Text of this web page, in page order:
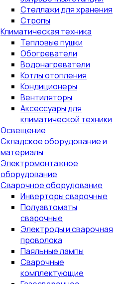
Стеллажи для хранения
Стропы
Климатическая техника
Тепловые пушки
Обогреватели
Водонагреватели
Котлы отопления
Кондиционеры
Вентиляторы
Аксессуары для
климатической техники
Освещение
Складское оборудование и
материалы
Электромонтажное
оборудование
Сварочное оборудование
Инверторы сварочные
Полуавтоматы
сварочные
Электроды и сварочная
проволока
Паяльные лампы
Сварочные
комплектующие